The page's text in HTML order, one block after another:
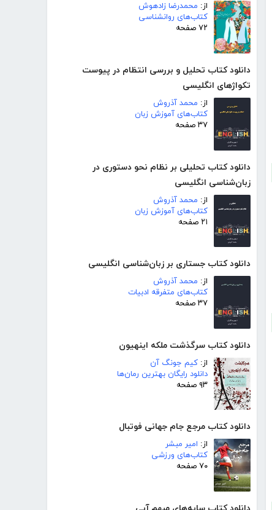
از: محمدرضا زادهوش
کتاب‌های روانشناسی
۷۲ صفحه
دانلود کتاب تحلیل و بررسی انتظام در پیوست
تکواژهای انگلیسی
از: محمد آذروش
کتاب‌های آموزش زبان
۳۷ صفحه
دانلود کتاب تحلیلی بر نظام نحو دستوری در
زبان‌شناسی انگلیسی
از: محمد آذروش
کتاب‌های آموزش زبان
۲۱ صفحه
دانلود کتاب جستاری بر زبان‌شناسی انگلیسی
از: محمد آذروش
کتاب‌های متفرقه ادبیات
۳۷ صفحه
دانلود کتاب سرگذشت ملکه اینهیون
از: کیم جونگ آن
دانلود رایگان بهترین رمان‌ها
۹۳ صفحه
دانلود کتاب مرجع جام جهانی فوتبال
از: امیر مبشر
کتاب‌های ورزشی
۷۰ صفحه